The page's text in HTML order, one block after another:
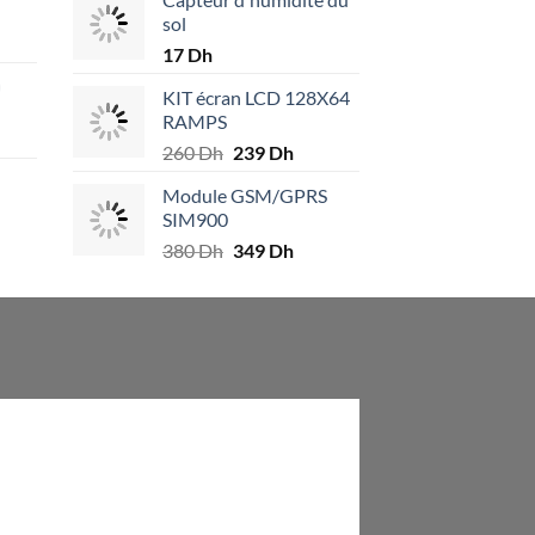
sol
17 Dh
KIT écran LCD 128X64
RAMPS
260Dh Le
initial
260 Dh.
239 DhLe
actuel
239 Dh.
Module GSM/GPRS
SIM900
380Dh Le
initial
349 DhLe
actuel